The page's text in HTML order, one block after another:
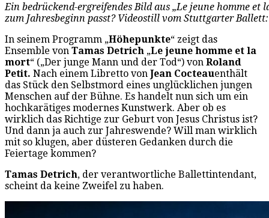
Ein bedrückend-ergreifendes Bild aus „Le jeune homme
zum Jahresbeginn passt? Videostill vom Stuttgarter
In seinem Programm „Höhepunkte“ zeigt das
Ensemble von Tamas Detrich „Le jeune homme et la
mort“ („Der junge Mann und der Tod“) von Roland
Petit. Nach einem Libretto von Jean Cocteauenthält
das Stück den Selbstmord eines unglücklichen jungen
Menschen auf der Bühne. Es handelt nun sich um ein
hochkarätiges modernes Kunstwerk. Aber ob es
wirklich das Richtige zur Geburt von Jesus Christus ist?
Und dann ja auch zur Jahreswende? Will man wirklich
mit so klugen, aber düsteren Gedanken durch die
Feiertage kommen?
Tamas Detrich, der verantwortliche Ballettintendant,
scheint da keine Zweifel zu haben.